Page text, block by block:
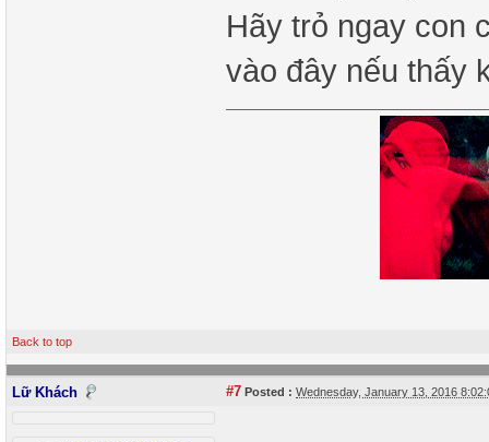
Hãy trỏ ngay con
vào đây nếu thấy
Back to top
Lữ Khách #7 Posted : Wednesday, January 13, 2016